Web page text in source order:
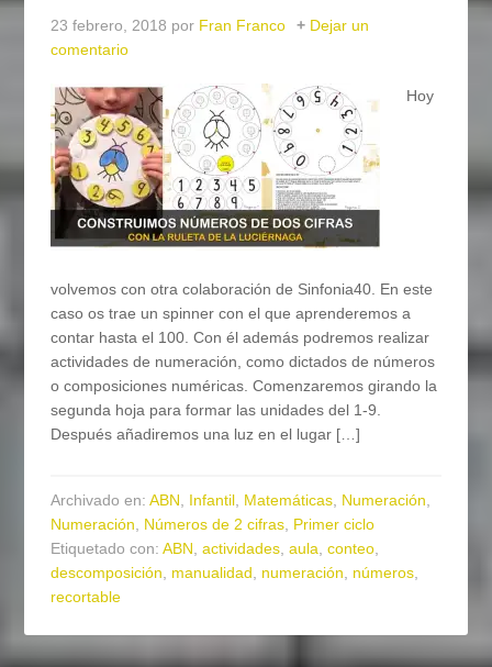
23 febrero, 2018 por Fran Franco
Dejar un
comentario
Hoy
volvemos con otra colaboración de Sinfonia40. En este
caso os trae un spinner con el que aprenderemos a
contar hasta el 100. Con él además podremos realizar
actividades de numeración, como dictados de números
o composiciones numéricas. Comenzaremos girando la
segunda hoja para formar las unidades del 1-9.
Después añadiremos una luz en el lugar […]
Archivado en:ABN, Infantil, Matemáticas, Numeración,
Numeración, Números de 2 cifras, Primer ciclo
Etiquetado con:ABN,actividades,aula,conteo,
descomposición, manualidad, numeración, números,
recortable